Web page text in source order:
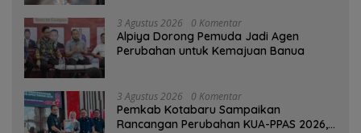
3 Agustus 2026 0 Komentar
‎Alpiya Dorong Pemuda Jadi Agen
Perubahan untuk Kemajuan Banua ‎
3 Agustus 2026 0 Komentar
Pemkab Kotabaru Sampaikan
Rancangan Perubahan KUA-PPAS 2026,